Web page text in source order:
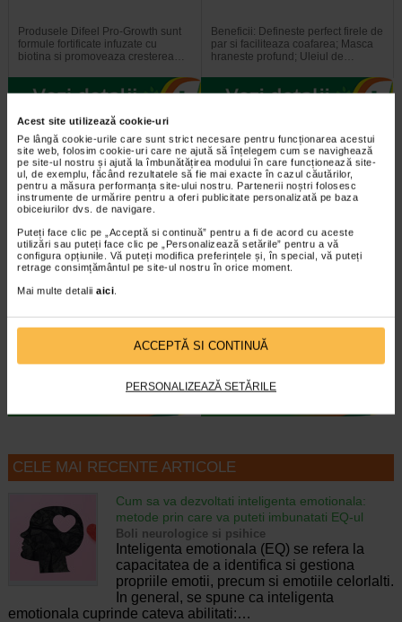
Acest site utilizează cookie-uri
Pe lângă cookie-urile care sunt strict necesare pentru funcționarea acestui
site web, folosim cookie-uri care ne ajută să înțelegem cum se navighează
pe site-ul nostru și ajută la îmbunătățirea modului în care funcționează site-
ul, de exemplu, făcând rezultatele să fie mai exacte în cazul căutărilor,
pentru a măsura performanța site-ului nostru. Partenerii noștri folosesc
instrumente de urmărire pentru a oferi publicitate personalizată pe baza
obiceiurilor dvs. de navigare.
Puteți face clic pe „Acceptă si continuă” pentru a fi de acord cu aceste
utilizări sau puteți face clic pe „Personalizează setările” pentru a vă
configura opțiunile. Vă puteți modifica preferințele și, în special, vă puteți
retrage consimțământul pe site-ul nostru în orice moment.
Mai multe detalii aici.
ACCEPTĂ SI CONTINUĂ
PERSONALIZEAZĂ SETĂRILE
Produsele Difeel Pro-Growth sunt
formule fortificate infuzate cu
biotina si promoveaza cresterea…
Beneficii: Defineste perfect firele de
par si faciliteaza coafarea; Masca
hraneste profund; Uleiul de…
-40% Preț întreg: 60,10 Lei
Preț redus: 36.06 Lei
GH3 Derma + Sampon
anticadere, 200 ml…
Stresul, alimentatia deficitara,
ingrijirea nepotrivita pot duce
-40% Preț întreg: 130,60 Lei
Preț redus: 78,36 Lei
Tratament anticadere GH3
Fiolele tratament impotriva caderii
parului de la Gerovital H3 Derma+
CELE MAI RECENTE ARTICOLE
Cum sa va dezvoltati inteligenta emotionala:
metode prin care va puteti imbunatati EQ-ul
Boli neurologice si psihice
Inteligenta emotionala (EQ) se refera la
capacitatea de a identifica si gestiona
propriile emotii, precum si emotiile celorlalti.
In general, se spune ca inteligenta
emotionala cuprinde cateva abilitati:…